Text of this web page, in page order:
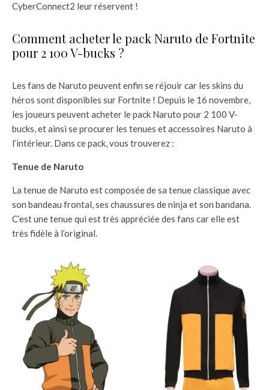
CyberConnect2 leur réservent !
Comment acheter le pack Naruto de Fortnite
pour 2 100 V-bucks ?
Les fans de Naruto peuvent enfin se réjouir car les skins du
héros sont disponibles sur Fortnite ! Depuis le 16 novembre,
les joueurs peuvent acheter le pack Naruto pour 2 100 V-
bucks, et ainsi se procurer les tenues et accessoires Naruto à
l’intérieur. Dans ce pack, vous trouverez :
Tenue de Naruto
La tenue de Naruto est composée de sa tenue classique avec
son bandeau frontal, ses chaussures de ninja et son bandana.
C’est une tenue qui est très appréciée des fans car elle est
très fidèle à l’original.